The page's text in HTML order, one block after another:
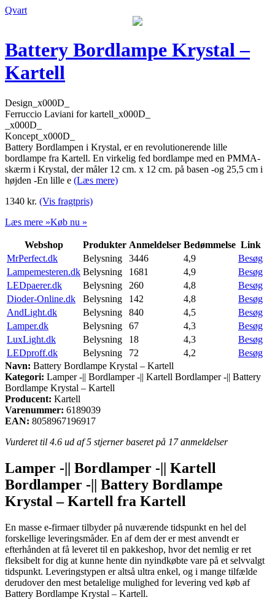
Qvart
Battery Bordlampe Krystal –
Kartell
Design_x000D_
Ferruccio Laviani for kartell_x000D_
_x000D_
Koncept_x000D_
Battery Bordlampen i Krystal, er en revolutionerende lille
bordlampe fra Kartell. En virkelig fed bordlampe med en PMMA-
skærm i Krystal, der måler 12 cm. x 12 cm. på basen -og 25,5 cm i
højden -En lille e (Læs mere)
1340 kr. (Vis fragtpris)
Læs mere »Køb nu »
Webshop Produkter Anmeldelser Bedømmelse Link
MrPerfect.dk
Belysning 3446 4,9
Besøg
Lampemesteren.dk Belysning 1681 4,9
Besøg
LEDpaerer.dk
Belysning 260 4,8
Besøg
Dioder-Online.dk
Belysning 142 4,8
Besøg
AndLight.dk
Belysning 840 4,5
Besøg
Lamper.dk
Belysning 67 4,3
Besøg
LuxLight.dk
Belysning 18 4,3
Besøg
LEDproff.dk
Belysning 72 4,2
Besøg
Navn: Battery Bordlampe Krystal – Kartell
Kategori: Lamper -|| Bordlamper -|| Kartell Bordlamper -|| Battery
Bordlampe Krystal – Kartell
Producent: Kartell
Varenummer: 6189039
EAN: 8058967196917
Vurderet til 4.6 ud af 5 stjerner baseret på 17anmeldelser
Lamper -|| Bordlamper -|| Kartell
Bordlamper -|| Battery Bordlampe
Krystal – Kartell fra Kartell
En masse e-firmaer tilbyder på nuværende tidspunkt en hel del
forskellige leveringsmåder. En af dem der er mest anvendt er
efterhånden at få leveret til en pakkeshop, hvor det nemlig er ret
fleksibelt for dig at kunne hente din nyindkøbte vare på et selvvalgt
tidspunkt. Leveringstypen er altså ultra enkel, og i mange tilfælde
derudover den mest betalelige mulighed for levering ved køb af
Battery Bordlampe Krystal – Kartell.